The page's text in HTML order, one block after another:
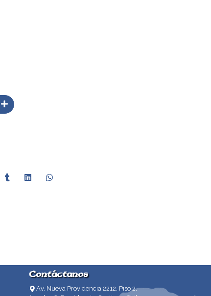
Contáctanos
Av. Nueva Providencia 2212, Piso 2,